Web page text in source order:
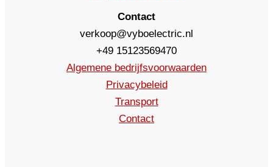
Contact
verkoop@vyboelectric.nl
+49 15123569470
Algemene bedrijfsvoorwaarden
Privacybeleid
Transport
Contact